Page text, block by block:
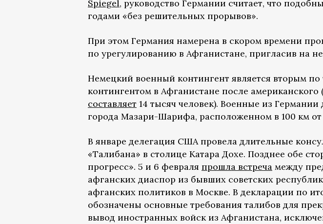
Spiegel, руководство Германии считает, что
годами «без решительных прорывов».
При этом Германия намерена в скором времени
по урегулированию в Афганистане, пригласив на
Немецкий военный контингент является вторым
контингентом в Афганистане после
составляет 14 тысяч человек). Военные из
города Мазари-Шарифа, расположенном в 100 км
В январе делегация США провела длительные
«Талибана» в столице Катара Дохе. Позднее обе
прогресс». 5 и 6 февраля прошла встреча между
афганских диаспор из бывших советских
афганских политиков в Москве. В декларации по
обозначены основные требования талибов для
вывод иностранных войск из Афганистана,